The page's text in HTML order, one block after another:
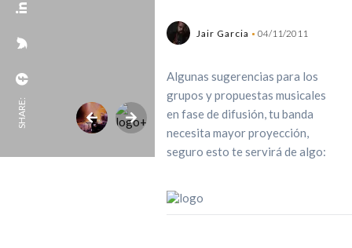
SHARE:
Jair Garcia 04/11/2011
Algunas sugerencias para los
grupos y propuestas musicales
en fase de difusión, tu banda
necesita mayor proyección,
seguro esto te servirá de algo: